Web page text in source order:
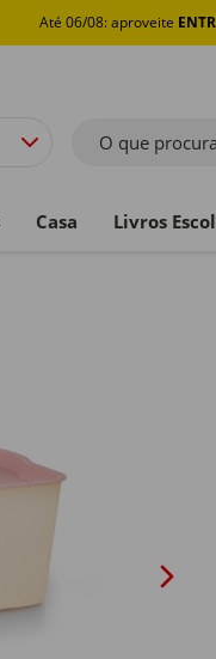
Até 06/08: aproveite
O que
Casa Livros